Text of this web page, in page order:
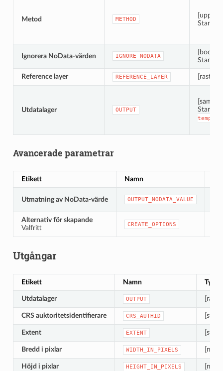
Metod METHOD
Ignorera NoData-värden IGNORE_NODATA
Reference layer REFERENCE_LAYER [raster]
Utdatalager OUTPUT
Avancerade parametrar
Etikett Namn
Utmatning av NoData-värde OUTPUT_NODATA_VALUE
Alternativ för skapande
Valfritt
CREATE_OPTIONS
Utgångar
Etikett Namn Typ
Utdatalager OUTPUT
CRS auktoritetsidentifierare CRS_AUTHID
Extent EXTENT
Bredd i pixlar WIDTH_IN_PIXELS
Höjd i pixlar HEIGHT_IN_PIXELS